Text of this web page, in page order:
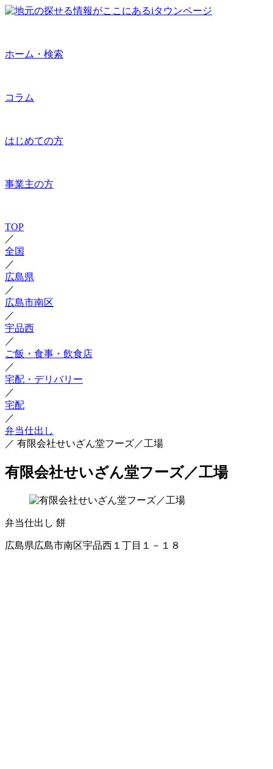
ホーム・検索
コラム
はじめての方
事業主の方
TOP
／
全国
／
広島県
／
広島市南区
／
宇品西
／
ご飯・食事・飲食店
／
宅配・デリバリー
／
宅配
／
弁当仕出し
／ 有限会社せいざん堂フーズ／工場
有限会社せいざん堂フーズ／工場
弁当仕出し 餅
広島県広島市南区宇品西１丁目１－１８